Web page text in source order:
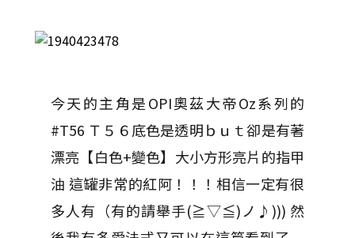
今天的主角是OPI奧茲大帝Oz系列的
#T56 Ｔ５６底色是透明ｂｕｔ卻是有著
漂亮【白色+變色】大小方形亮片的指甲
油 這罐非常的紅阿！！！相信一定有很
多人有（有的請舉手(≧▽≦)ノ♪))) 然